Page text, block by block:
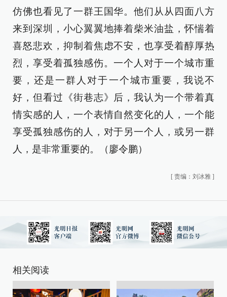
仿佛也看见了一群王国华。他们从从四面八方
来到深圳，小心翼翼地捧着柴米油盐，怀惴着
喜怒悲欢，抑制着焦虑不安，也享受着醇厚热
烈，享受着孤独感伤。一个人对于一个城市重
要，还是一群人对于一个城市重要，我说不
好，但看过《街巷志》后，我认为一个带着真
情实感的人，一个表情自然变化的人，一个能
享受孤独感伤的人，对于另一个人，或另一群
人，是非常重要的。（廖令鹏）
[ 责编：刘冰雅 ]
相关阅读